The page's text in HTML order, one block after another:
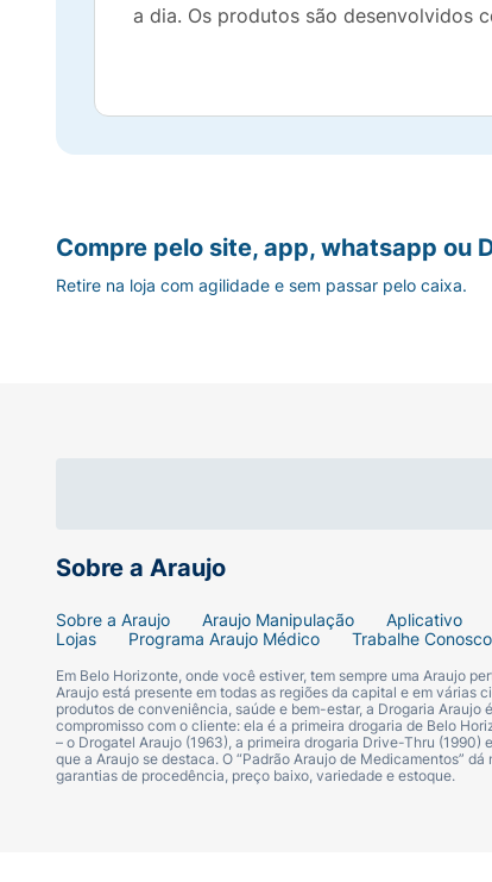
a dia. Os produtos são desenvolvidos
Sobre a Araujo
Sobre a Araujo Araujo Manipulação Aplicativo
Lojas
Programa Araujo Médico Trabalhe Conosco
Em Belo Horizonte, onde você estiver, tem sempre uma Araujo
Araujo está presente em todas as regiões da capital e em várias
produtos de conveniência, saúde e bem-estar, a Drogaria Araujo
compromisso com o cliente: ela é a primeira drogaria de Belo
– o Drogatel Araujo (1963), a primeira drogaria Drive-Thru
que a Araujo se destaca. O “Padrão Araujo de Medicamentos”
garantias de procedência, preço baixo, variedade e estoque.
Compre pelo site, app, whatsapp ou
Retire na loja com agilidade e sem passar pelo caixa.